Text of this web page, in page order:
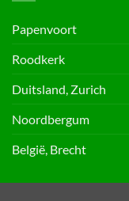
Papenvoort
Roodkerk
Duitsland, Zurich
Noordbergum
België, Brecht